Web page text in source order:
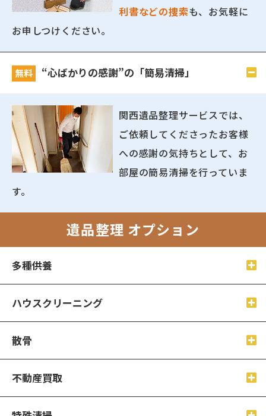
利書などの捜索も、お気軽に
お申しつけください。
無料 “心ばかりの感謝”の「簡易清掃」
関西遺品整理サービスでは、
ご依頼してくださったお客様
への感謝の気持ちとして、お
部屋の簡易清掃を行っていま
す。
遺品整理 オプション
多種供養
ハウスクリーニング
散骨
不動産買取